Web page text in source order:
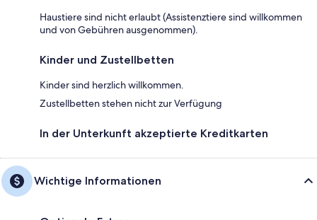
Haustiere sind nicht erlaubt (Assistenztiere sind willkommen
und von Gebühren ausgenommen).
Kinder und Zustellbetten
Kinder sind herzlich willkommen.
Zustellbetten stehen nicht zur Verfügung
In der Unterkunft akzeptierte Kreditkarten
Wichtige Informationen